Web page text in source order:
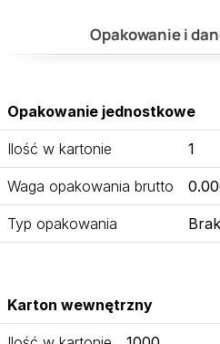
Opakowanie i
Opakowanie jednostkowe
Ilość w kartonie 1
Waga opakowania brutto
Typ opakowania Brak
Karton wewnętrzny